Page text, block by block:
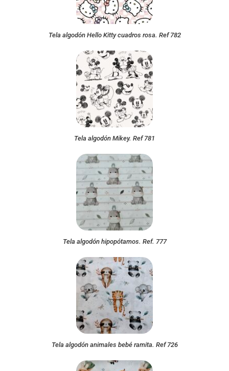
Tela algodón Hello Kitty cuadros rosa. Ref 782
Tela algodón Mikey. Ref 781
Tela algodón hipopótamos. Ref. 777
Tela algodón animales bebé ramita. Ref 726